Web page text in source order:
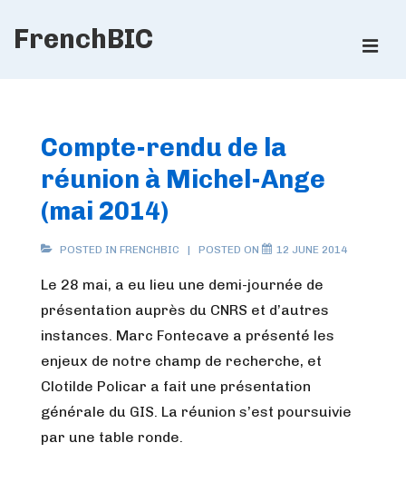
SkipFrenchBIC
Compte-rendu de la
réunion à Michel-Ange
(mai 2014)
POSTED IN FRENCHBIC POSTED ON 12 JUNE 2014
Le 28 mai, a eu lieu une demi-journée de
présentation auprès du CNRS et d’autres
instances. Marc Fontecave a présenté les
enjeux de notre champ de recherche, et
Clotilde Policar a fait une présentation
générale du GIS. La réunion s’est poursuivie
par une table ronde.